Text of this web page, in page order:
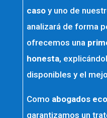
casoy uno de
analizará de forma
ofrecemos una
honesta,
disponibles y el
Como abogados
garantizamos un